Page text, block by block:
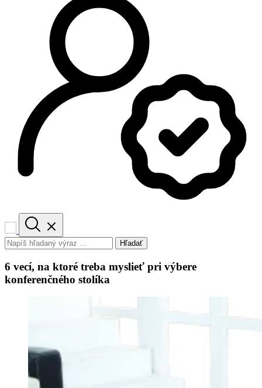
Hľadať
6 vecí, na ktoré treba myslieť pri výbere
konferenčného stolíka